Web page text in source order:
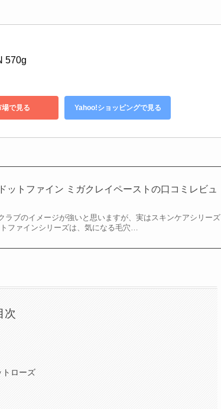
570g
で見る Yahoo!ショッピングで見る
ットファイン ミガクレイペーストの口コミレビュ
ラブのイメージが強いと思いますが、実はスキンケアシリーズ
ファインシリーズは、気になる毛穴…
次
トローズ